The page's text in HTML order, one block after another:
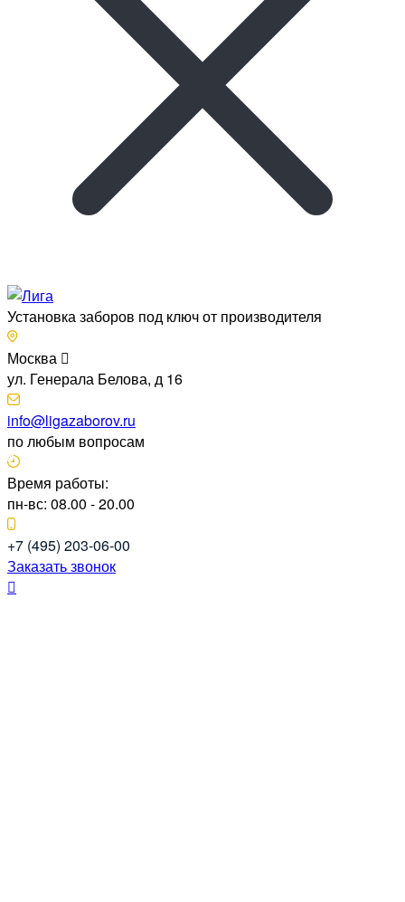
Установка заборов под ключ от производителя
Москва
ул. Генерала Белова, д 16
info@ligazaborov.ru
по любым вопросам
Время работы:
пн-вс: 08.00 - 20.00
+7 (495) 203-06-00
Заказать звонок